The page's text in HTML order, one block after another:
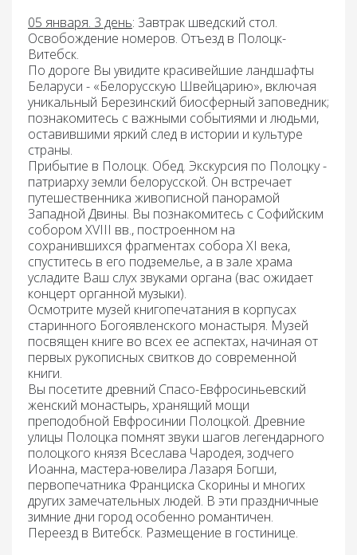
05 января. 3 день: Завтрак шведский стол.
Освобождение номеров. Отъезд в Полоцк-
Витебск.
По дороге Вы увидите красивейшие ландшафты
Беларуси - «Белорусскую Швейцарию», включая
уникальный Березинский биосферный заповедник;
познакомитесь с важными событиями и людьми,
оставившими яркий след в истории и культуре
страны.
Прибытие в Полоцк. Обед. Экскурсия по Полоцку-
патриарху земли белорусской. Он встречает
путешественника живописной панорамой
Западной Двины. Вы познакомитесь с Софийским
собором XVIII вв., построенном на
сохранившихся фрагментах собора XI века,
спуститесь в его подземелье, а в зале храма
усладите Ваш слух звуками органа (вас ожидает
концерт органной музыки).
Осмотрите музей книгопечатания в корпусах
старинного Богоявленского монастыря. Музей
посвящен книге во всех ее аспектах, начиная от
первых рукописных свитков до современной
книги.
Вы посетите древний Спасо-Евфросиньевский
женский монастырь, хранящий мощи
преподобной Евфросинии Полоцкой. Древние
улицы Полоцка помнят звуки шагов легендарного
полоцкого князя Всеслава Чародея, зодчего
Иоанна, мастера-ювелира Лазаря Богши,
первопечатника Франциска Скорины и многих
других замечательных людей. В эти праздничные
зимние дни город особенно романтичен.
Переезд в Витебск. Размещение в гостинице.